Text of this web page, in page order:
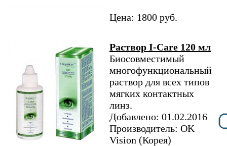
Цена: 1800 руб.
Раствор I-Care 120 мл
Биосовместимый
многофункциональный
раствор для всех типов
мягких контактных
линз.
Добавлено: 01.02.2016
Производитель: OK
Vision (Корея)